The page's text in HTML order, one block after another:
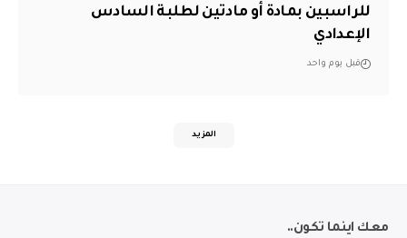
للراسبين بمادة أو مادتين لطلبة السادس
الإعدادي
قبل يوم واحد
المزيد
معك اينما تكون..